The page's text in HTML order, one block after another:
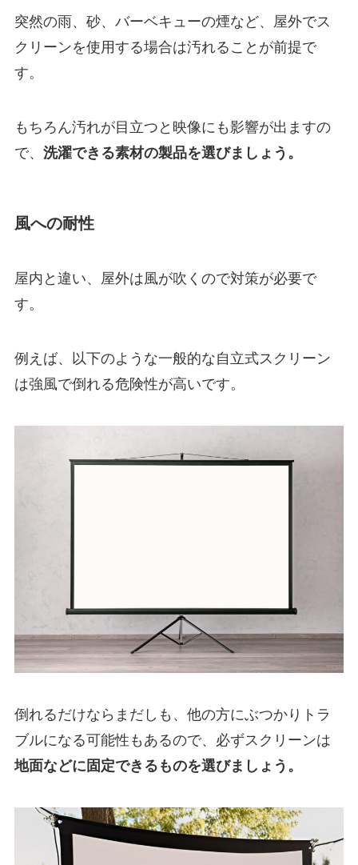
突然の雨、砂、バーベキューの煙など、屋外でス
クリーンを使用する場合は汚れることが前提で
す。
もちろん汚れが目立つと映像にも影響が出ますの
で、 洗濯できる素材の製品を選びましょう。
風への耐性
屋内と違い、屋外は風が吹くので対策が必要で
す。
例えば、以下のような一般的な自立式スクリーン
は強風で倒れる危険性が高いです。
倒れるだけならまだしも、他の方にぶつかりトラ
ブルになる可能性もあるので、必ずスクリーンは
地面などに固定できるものを選びましょう。